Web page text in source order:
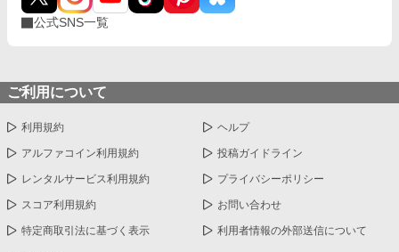
公式SNS一覧
ご利用について
利用規約 ヘルプ
アルファコイン利用規約 投稿ガイドライン
レンタルサービス利用規約 プライバシーポリシー
スコア利用規約 お問い合わせ
特定商取引法に基づく表示 利用者情報の外部送信について